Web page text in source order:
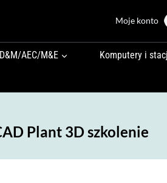
Moje konto
AEC/M&E Komputery i
Plant 3D szkolenie